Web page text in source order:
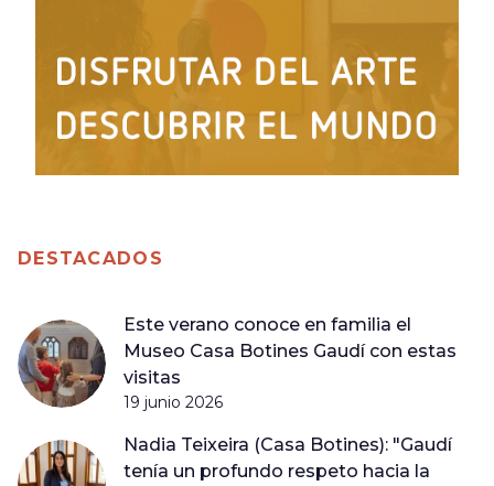
DESTACADOS
Este verano conoce en familia el
Museo Casa Botines Gaudí con estas
visitas
19 junio 2026
Nadia Teixeira (Casa Botines): "Gaudí
tenía un profundo respeto hacia la